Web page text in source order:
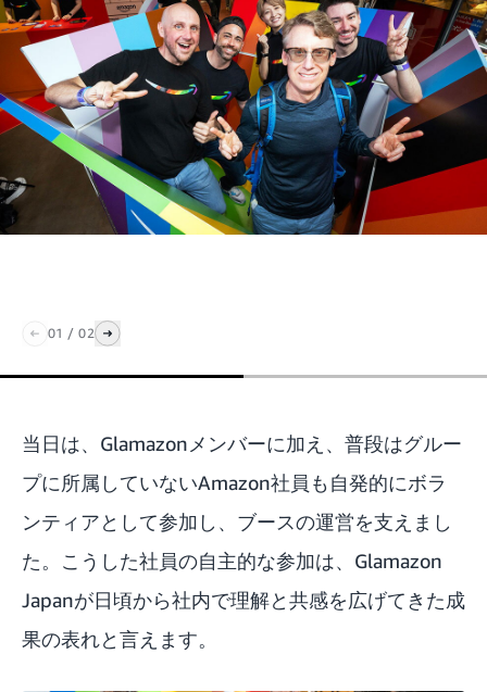
01 / 02
当日は、Glamazonメンバーに加え、普段はグルー
プに所属していないAmazon社員も自発的にボラ
ンティアとして参加し、ブースの運営を支えまし
た。こうした社員の自主的な参加は、Glamazon
Japanが日頃から社内で理解と共感を広げてきた成
果の表れと言えます。